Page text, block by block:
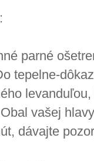
parné
tepelne-
vašej
dávajte